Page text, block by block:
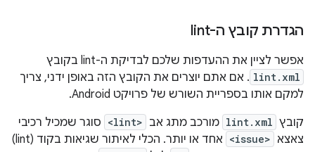
הגדרת קובץ ה-lint
אפשר לציין את ההעדפות שלכם לבדיקת ה-lint בקובץ
lint.xml . אם אתם יוצרים את הקובץ הזה באופן ידני, צריך
למקם אותו בספריית השורש של פרויקט Android.
קובץ lint.xml מורכב מתג אב <lint> סוגר שמכיל רכיבי
צאצא <issue>
אחד או יותר. הכלי לאיתור שגיאות בקוד (lint)